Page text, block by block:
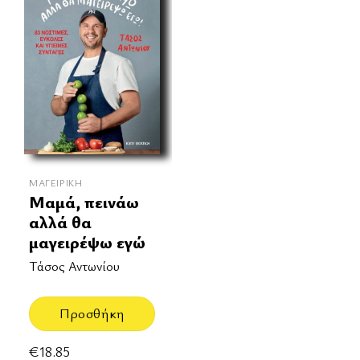
ΜΑΓΕΙΡΙΚΉ
Μαμά, πεινάω
αλλά θα
μαγειρέψω εγώ
Τάσος Αντωνίου
Προσθήκη
€18.85